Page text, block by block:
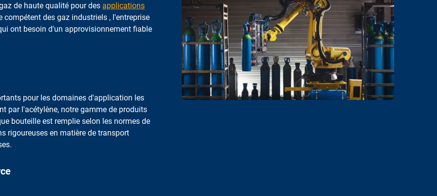
de haute qualité pour des applications
compétent des gaz industriels , l'entreprise
ont besoin d'un approvisionnement fiable
pour les domaines d'application les
par l'acétylène, notre gamme de produits
bouteille est remplie selon les normes de
rigoureuses en matière de transport